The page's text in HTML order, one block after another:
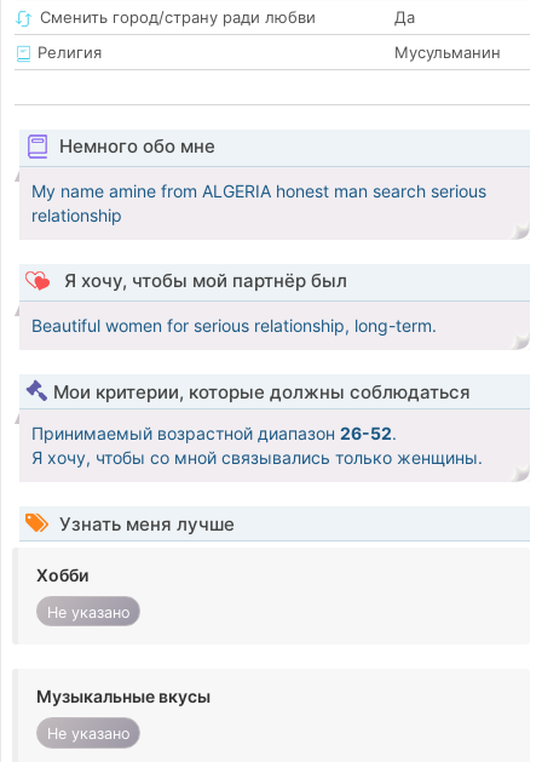
Сменить город/страну ради любви
Да
Религия
Мусульманин
Немного обо мне
My name amine from ALGERIA honest man search serious
relationship
Я хочу, чтобы мой партнёр был
Beautiful women for serious relationship, long-term.
Мои критерии, которые должны соблюдаться
Принимаемый возрастной диапазон 26-52.
Я хочу, чтобы со мной связывались только женщины.
Узнать меня лучше
Хобби
Не указано
Музыкальные вкусы
Не указано